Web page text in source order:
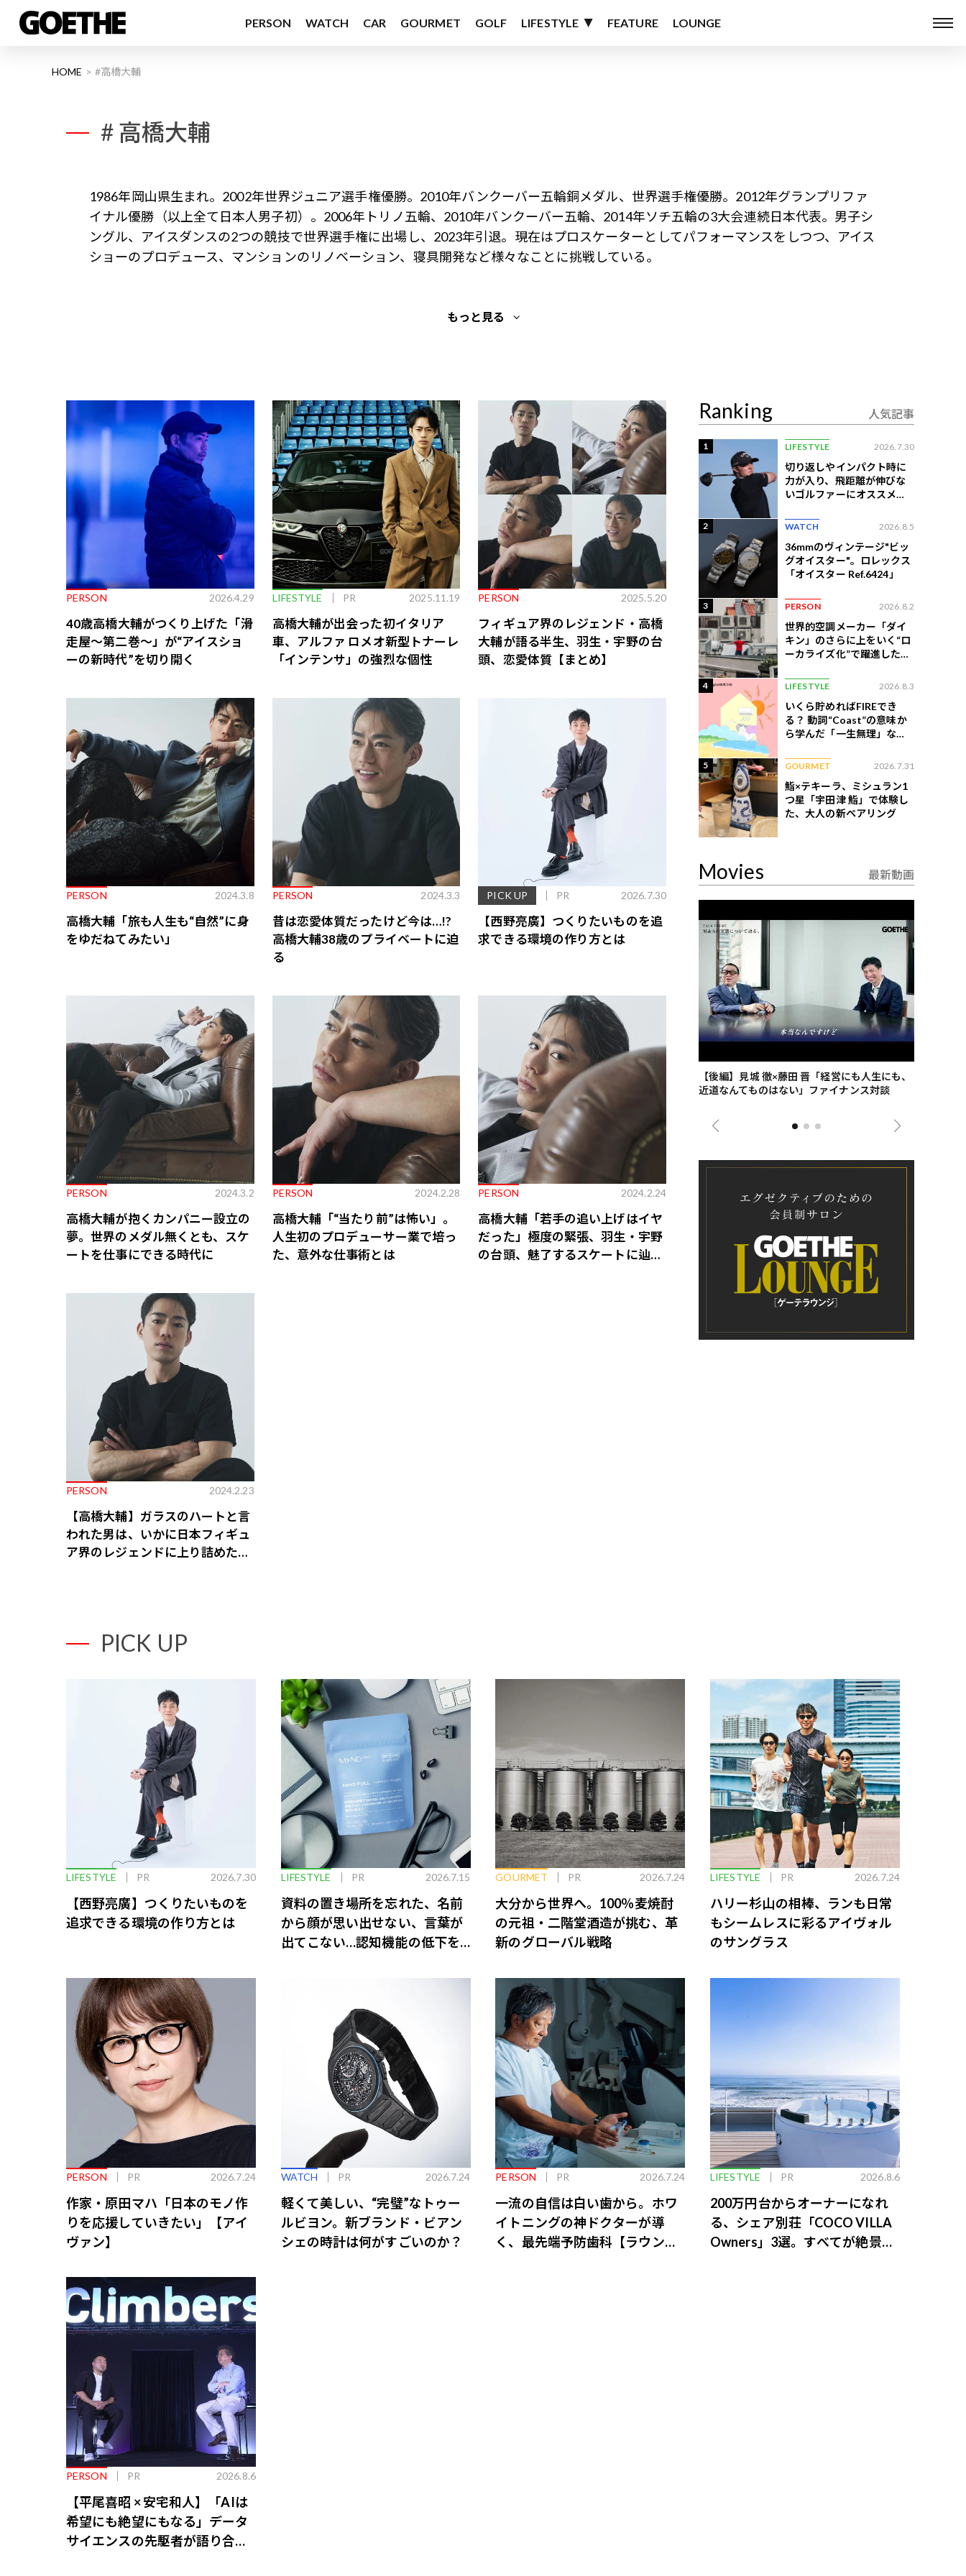
PERSON WATCH CAR GOURMET GOLF LIFESTYLE FEATURE LOUNGE
HOME #高橋大輔
# 高橋大輔
1986年岡山県生まれ。2002年世界ジュニア選手権優勝。2010年バンクーバー五輪銅メダル、世界選手権優勝。2012年グランプリファ
イナル優勝（以上全て日本人男子初）。2006年トリノ五輪、2010年バンクーバー五輪、2014年ソチ五輪の3大会連続日本代表。男子シ
ングル、アイスダンスの2つの競技で世界選手権に出場し、2023年引退。現在はプロスケーターとしてパフォーマンスをしつつ、アイス
ショーのプロデュース、マンションのリノベーション、寝具開発など様々なことに挑戦している。
もっと見る
PERSON 2026.4.29
40歳高橋大輔がつくり上げた「滑
走屋～第二巻～」が“アイスショ
ーの新時代”を切り開く
LIFESTYLE PR 2025.11.19
高橋大輔が出会った初イタリア
車、アルファ ロメオ新型トナーレ
「インテンサ」の強烈な個性
PERSON 2025.5.20
フィギュア界のレジェンド・高橋
大輔が語る半生、羽生・宇野の台
頭、恋愛体質【まとめ】
PERSON 2024.3.8
高橋大輔「旅も人生も“自然”に身
をゆだねてみたい」
PERSON 2024.3.3
昔は恋愛体質だったけど今は…!?
高橋大輔38歳のプライベートに迫
る
PICK UP PR 2026.7.30
【西野亮廣】つくりたいものを追
求できる環境の作り方とは
PERSON 2024.3.2
高橋大輔が抱くカンパニー設立の
夢。世界のメダル無くとも、スケ
ートを仕事にできる時代に
PERSON 2024.2.28
高橋大輔「“当たり前”は怖い」。
人生初のプロデューサー業で培っ
た、意外な仕事術とは
PERSON 2024.2.24
高橋大輔「若手の追い上げはイヤ
だった」極度の緊張、羽生・宇野
の台頭、魅了するスケートに辿り
PERSON 2024.2.23
【高橋大輔】ガラスのハートと言
われた男は、いかに日本フィギュ
ア界のレジェンドに上り詰めたの
Ranking 人気記事
1 LIFESTYLE 2026.7.30
切り返しやインパクト時に
力が入り、飛距離が伸びな
いゴルファーにオススメの
2 WATCH 2026.8.5
36mmのヴィンテージ"ビッ
グオイスター"。ロレックス
「オイスター Ref.6424」
3 PERSON 2026.8.2
世界的空調メーカー「ダイ
キン」のさらに上をいく“ロ
ーカライズ化”で躍進したイ
4 LIFESTYLE 2026.8.3
いくら貯めればFIREでき
る？ 動詞“Coast”の意味か
ら学んだ「一生無理」な切
5 GOURMET 2026.7.31
鮨×テキーラ、ミシュラン1
つ星「宇田津 鮨」で体験し
た、大人の新ペアリング
Movies 最新動画
歌舞伎俳優・尾上右近が休息を過ごした、海最
前列ホテル「UMITO 熱海 別邸」
【後編】見城 徹×藤田 晋「経営にも人生にも、
近道なんてものはない」ファイナンス対談
PICK UP
LIFESTYLE PR 2026.7.30
【西野亮廣】つくりたいものを
追求できる環境の作り方とは
LIFESTYLE PR 2026.7.15
資料の置き場所を忘れた、名前
から顔が思い出せない、言葉が
出てこない…認知機能の低下を
GOURMET PR 2026.7.24
大分から世界へ。100％麦焼酎
の元祖・二階堂酒造が挑む、革
新のグローバル戦略
LIFESTYLE PR 2026.7.24
ハリー杉山の相棒、ランも日常
もシームレスに彩るアイヴォル
のサングラス
PERSON PR 2026.7.24
作家・原田マハ「日本のモノ作
りを応援していきたい」【アイ
ヴァン】
WATCH PR 2026.7.24
軽くて美しい、“完璧”なトゥー
ルビヨン。新ブランド・ビアン
シェの時計は何がすごいのか？
PERSON PR 2026.7.24
一流の自信は白い歯から。ホワ
イトニングの神ドクターが導
く、最先端予防歯科【ラウンジ
LIFESTYLE PR 2026.8.6
200万円台からオーナーになれ
る、シェア別荘「COCO VILLA
Owners」3選。すべてが絶景、
PERSON PR 2026.8.6
【平尾喜昭 × 安宅和人】「AIは
希望にも絶望にもなる」データ
サイエンスの先駆者が語り合う